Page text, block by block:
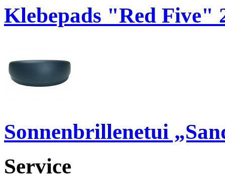
Klebepads "Red Five"
Sonnenbrillenetui
Service